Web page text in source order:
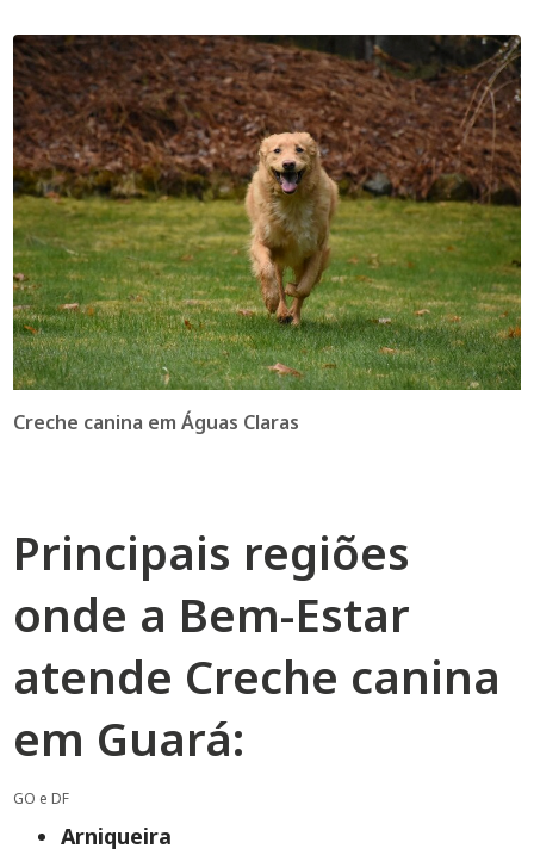
Creche canina em Águas Claras
Principais regiões
onde a Bem-Estar
atende Creche canina
em Guará:
GO e DF
Arniqueira